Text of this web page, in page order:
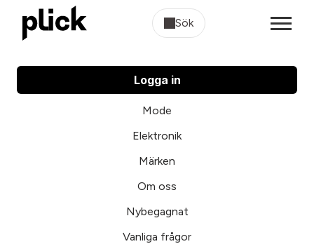
Sök
Logga in
Mode
Elektronik
Märken
Om oss
Nybegagnat
Vanliga frågor